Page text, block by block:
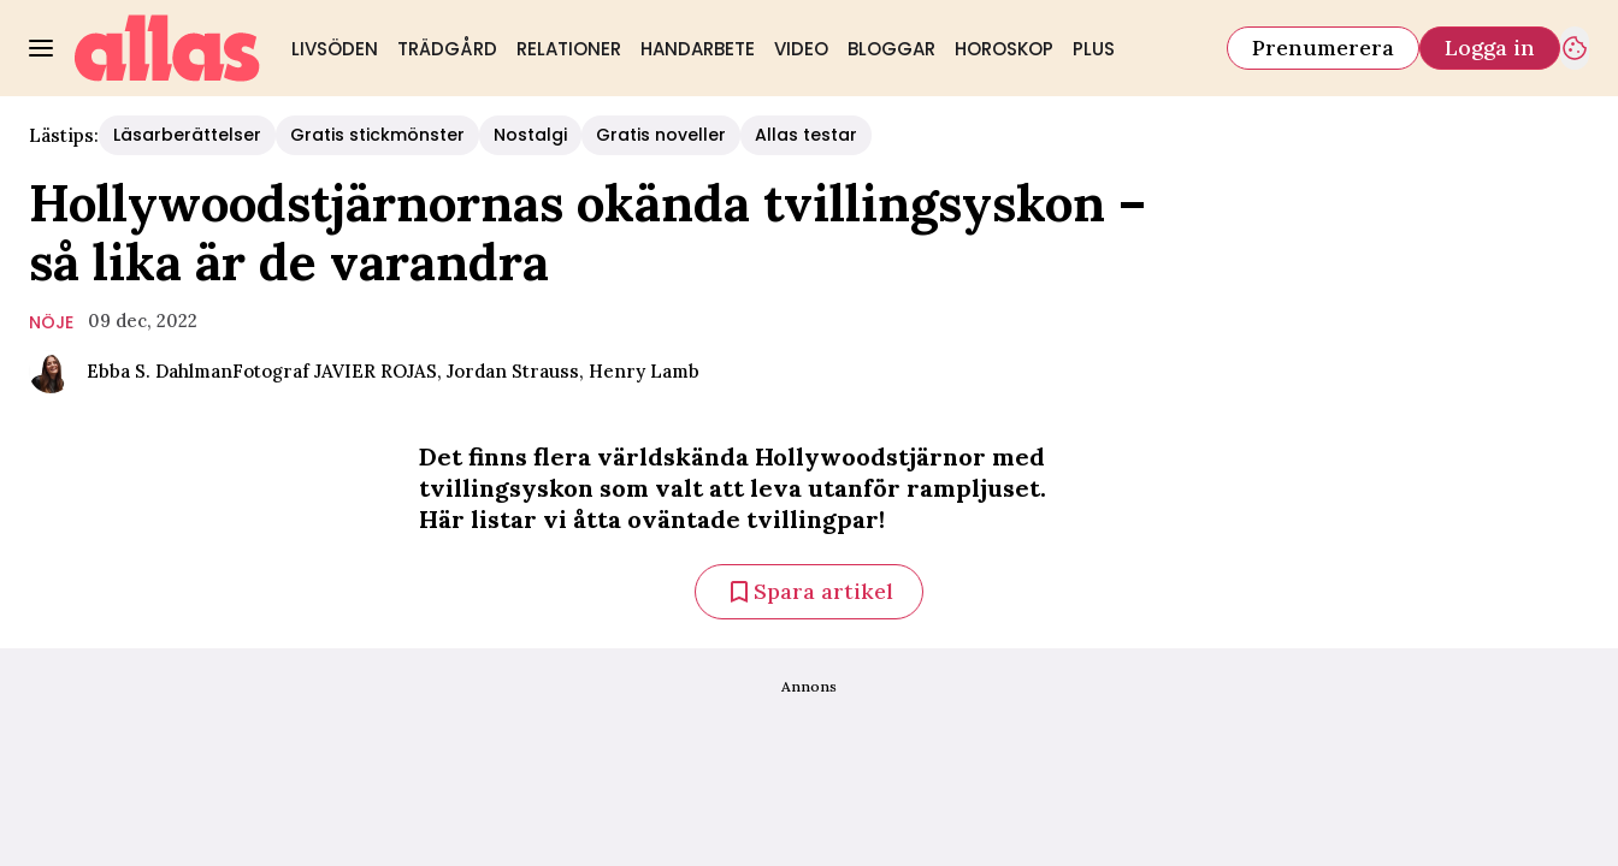
LIVSÖDEN TRÄDGÅRD RELATIONER HANDARBETE VIDEO BLOGGAR HOROSKOP PLUS Prenumerera Logga in
Lästips: Läsarberättelser Gratis stickmönster Nostalgi Gratis noveller Allas testar
Hollywoodstjärnornas okända tvillingsyskon –
så lika är de varandra
NÖJE 09 dec, 2022
Ebba S. DahlmanFotograf JAVIER ROJAS, Jordan Strauss, Henry Lamb
Det finns flera världskända Hollywoodstjärnor med
tvillingsyskon som valt att leva utanför rampljuset.
Här listar vi åtta oväntade tvillingpar!
Spara artikel
Annons